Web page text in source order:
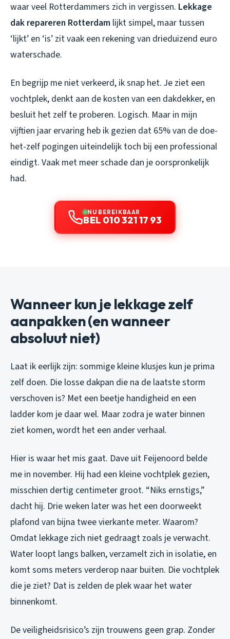
waar veel Rotterdammers zich in vergissen. Lekkage
dak repareren Rotterdam lijkt simpel, maar tussen
‘lijkt’ en ‘is’ zit vaak een rekening van drieduizend euro
waterschade.
En begrijp me niet verkeerd, ik snap het. Je ziet een
vochtplek, denkt aan de kosten van een dakdekker, en
besluit het zelf te proberen. Logisch. Maar in mijn
vijftien jaar ervaring heb ik gezien dat 65% van de doe-
het-zelf pogingen uiteindelijk toch bij een professional
eindigt. Vaak met meer schade dan je oorspronkelijk
had.
NU BEREIKBAAR
BEL 010 321 17 93
Wanneer kun je lekkage zelf
aanpakken (en wanneer
absoluut niet)
Laat ik eerlijk zijn: sommige kleine klusjes kun je prima
zelf doen. Die losse dakpan die na de laatste storm
verschoven is? Met een beetje handigheid en een
ladder kom je daar wel. Maar zodra je water binnen
ziet komen, wordt het een ander verhaal.
Hier is waar het mis gaat. Dave uit Feijenoord belde
me in november. Hij had een kleine vochtplek gezien,
misschien dertig centimeter groot. “Niks ernstigs,”
dacht hij. Drie weken later was het een doorweekt
plafond van bijna twee vierkante meter. Waarom?
Omdat lekkage zich niet gedraagt zoals je verwacht.
Water loopt langs balken, verzamelt zich in isolatie, en
komt soms meters verderop naar buiten. Die vochtplek
die je ziet? Dat is zelden de plek waar het water
binnenkomt.
De veiligheidsrisico’s zijn trouwens geen grap. Zonder